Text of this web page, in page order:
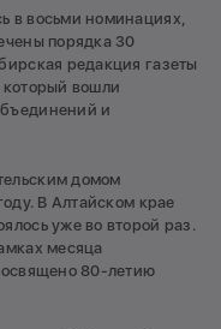
в восьми номинациях,
порядка 30
редакция газеты
вошли
и
домом
В Алтайском крае
уже во второй раз.
месяца
80-летию